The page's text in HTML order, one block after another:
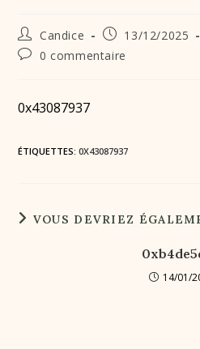
Candice 13/12/2025
0 commentaire
0x43087937
ÉTIQUETTES:0X43087937
VOUS DEVRIEZ
14/01/